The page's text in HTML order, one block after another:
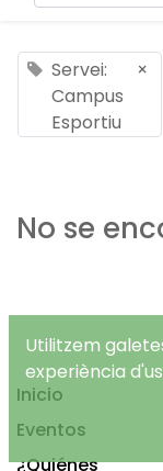
Servei:
Campus
Esportiu
×
No se
Inicio
Eventos
¿Quiénes
Utilitzem
experiència